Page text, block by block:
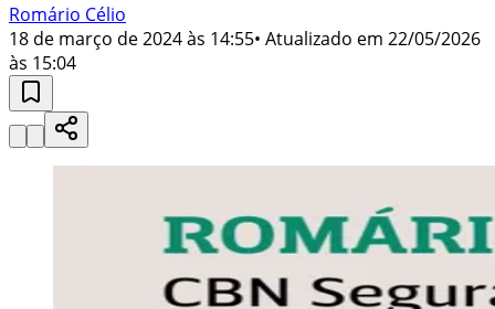
Romário Célio
18 de março de 2024 às 14:55• Atualizado em 22/05/2026
às 15:04